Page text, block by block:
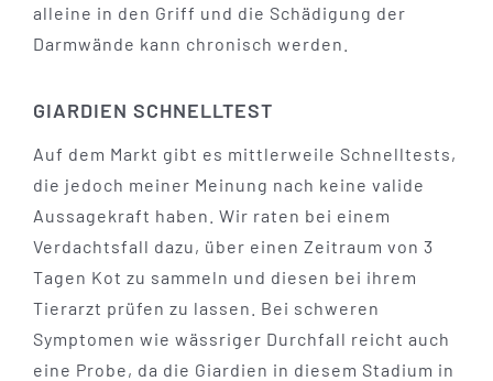
alleine in den Griff und die Schädigung der
Darmwände kann chronisch werden.
GIARDIEN SCHNELLTEST
Auf dem Markt gibt es mittlerweile Schnelltests,
die jedoch meiner Meinung nach keine valide
Aussagekraft haben. Wir raten bei einem
Verdachtsfall dazu, über einen Zeitraum von 3
Tagen Kot zu sammeln und diesen bei ihrem
Tierarzt prüfen zu lassen. Bei schweren
Symptomen wie wässriger Durchfall reicht auch
eine Probe, da die Giardien in diesem Stadium in